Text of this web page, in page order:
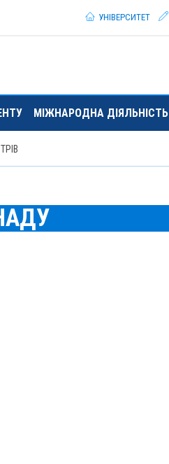
УНІВЕРСИТЕТ
МІЖНАРОДНА ДІЯЛЬНІСТЬ